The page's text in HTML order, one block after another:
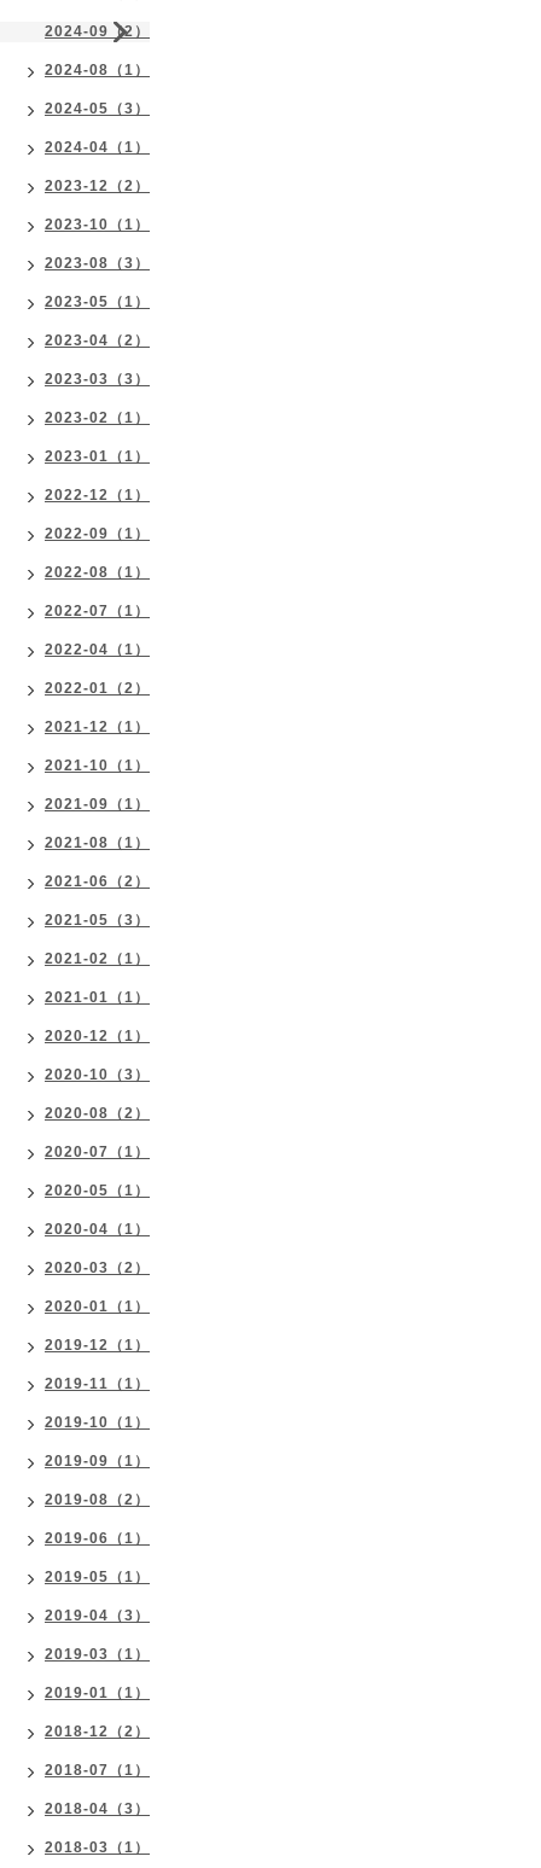
2024-09（2）
2024-08（1）
2024-05（3）
2024-04（1）
2023-12（2）
2023-10（1）
2023-08（3）
2023-05（1）
2023-04（2）
2023-03（3）
2023-02（1）
2023-01（1）
2022-12（1）
2022-09（1）
2022-08（1）
2022-07（1）
2022-04（1）
2022-01（2）
2021-12（1）
2021-10（1）
2021-09（1）
2021-08（1）
2021-06（2）
2021-05（3）
2021-02（1）
2021-01（1）
2020-12（1）
2020-10（3）
2020-08（2）
2020-07（1）
2020-05（1）
2020-04（1）
2020-03（2）
2020-01（1）
2019-12（1）
2019-11（1）
2019-10（1）
2019-09（1）
2019-08（2）
2019-06（1）
2019-05（1）
2019-04（3）
2019-03（1）
2019-01（1）
2018-12（2）
2018-07（1）
2018-04（3）
2018-03（1）